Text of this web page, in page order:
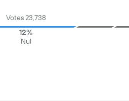
Votes 23,738
12%
Nul